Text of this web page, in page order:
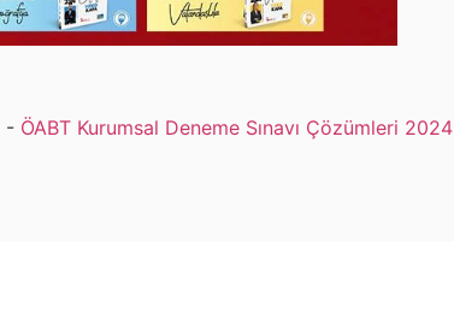
- ÖABT Kurumsal Deneme Sınavı Çözümleri 2024